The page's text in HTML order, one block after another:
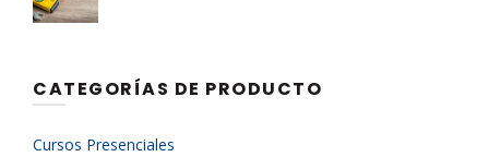
CATEGORÍAS DE PRODUCTO
Cursos Presenciales